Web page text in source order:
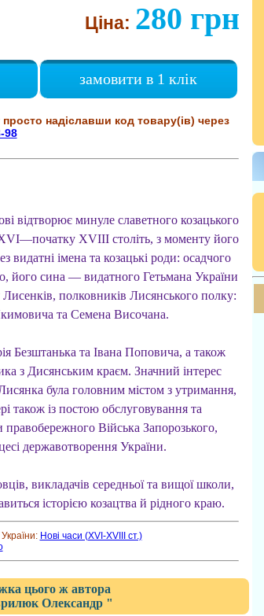
Ціна: 280 грн
замовити в 1 клік
надіславши код товару(ів) через
98
відтворює минуле славетного козацького
XVIII століть, з моменту його
видатні імена та козацькі роди: осадчого
його сина — видатного Гетьмана України
полковників Лисянського полку:
та Семена Височана.
Безштанька та Івана Поповича, а також
з Дисянським краєм. Значний інтерес
була головним містом з утримання,
також із постою обслуговування та
правобережного Війська Запорозького,
державотворення України.
викладачів середньої та вищої школи,
історією козацтва й рідного краю.
України: Нові часи (XVI-XVIII ст.)
цього ж автора
Олександр "